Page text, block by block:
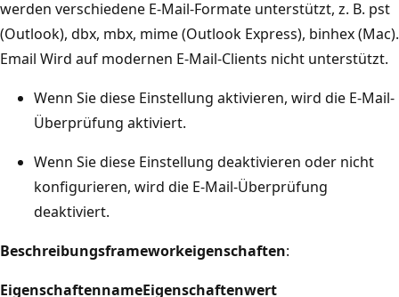
werden verschiedene E-Mail-Formate unterstützt, z. B. pst
(Outlook), dbx, mbx, mime (Outlook Express), binhex (Mac).
Email Wird auf modernen E-Mail-Clients nicht unterstützt.
Wenn Sie diese Einstellung aktivieren, wird die E-Mail-
Überprüfung aktiviert.
Wenn Sie diese Einstellung deaktivieren oder nicht
konfigurieren, wird die E-Mail-Überprüfung
deaktiviert.
Beschreibungsframeworkeigenschaften:
EigenschaftennameEigenschaftenwert